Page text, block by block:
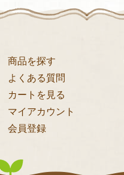
商品を探す
よくある質問
カートを見る
マイアカウント
会員登録